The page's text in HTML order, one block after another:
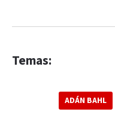
Temas:
ADÁN BAHL